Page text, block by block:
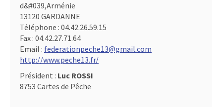
d&#039,Arménie
13120 GARDANNE
Téléphone : 04.42.26.59.15
Fax : 04.42.27.71.64
Email : federationpeche13@gmail.com
http://www.peche13.fr/
Président : Luc ROSSI
8753 Cartes de Pêche